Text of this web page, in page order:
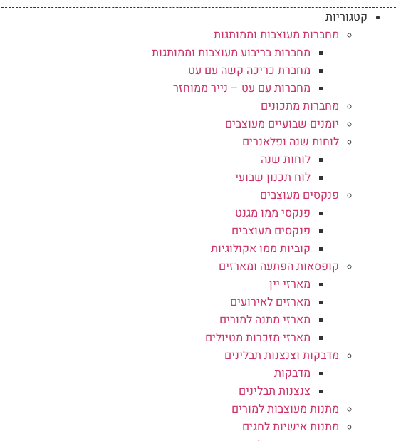
קטגוריות
מחברות מעוצבות וממותגות
מחברות בריבוע מעוצבות וממותגות
מחברת כריכה קשה עם עט
מחברות עם עט – נייר ממוחזר
מחברות מתכונים
יומנים שבועיים מעוצבים
לוחות שנה ופלאנרים
לוחות שנה
לוח תכנון שבועי
פנקסים מעוצבים
פנקסי ממו מגנט
פנקסים מעוצבים
קוביות ממו אקולוגיות
קופסאות הפתעה ומארזים
מארזי יין
מארזים לאירועים
מארזי מתנה למורים
מארזי מזכרות מטיולים
מדבקות וצנצנות תבלינים
מדבקות
צנצנות תבלינים
מתנות מעוצבות למורים
מתנות אישיות לחגים